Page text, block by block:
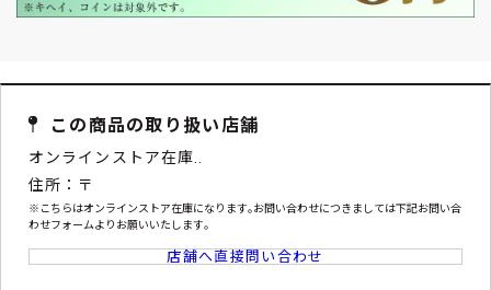
この商品の取り扱い店舗
オンラインストア在庫..
住所：〒
※こちらはオンラインストア在庫になります｡お問い合わせにつきましては下記お問い合
わせフォームよりお願いいたします｡
店舗へ直接問い合わせ